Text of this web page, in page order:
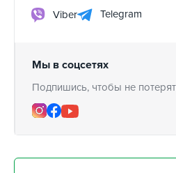
Viber
Telegram
Мы в соцсетях
Подпишись, чтобы не